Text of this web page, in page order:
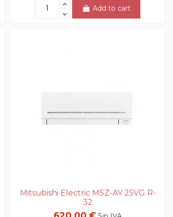
Add to cart
Mitsubishi Electric MSZ-AY 25VG R-
32